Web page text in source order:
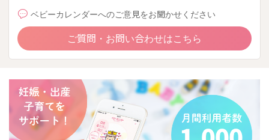
ベビーカレンダーへのご意見をお聞かせください
ご質問・お問い合わせはこちら